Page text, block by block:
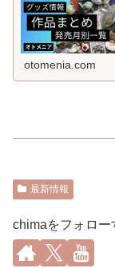
otomenia.com
最新情報
chimaをフォロー